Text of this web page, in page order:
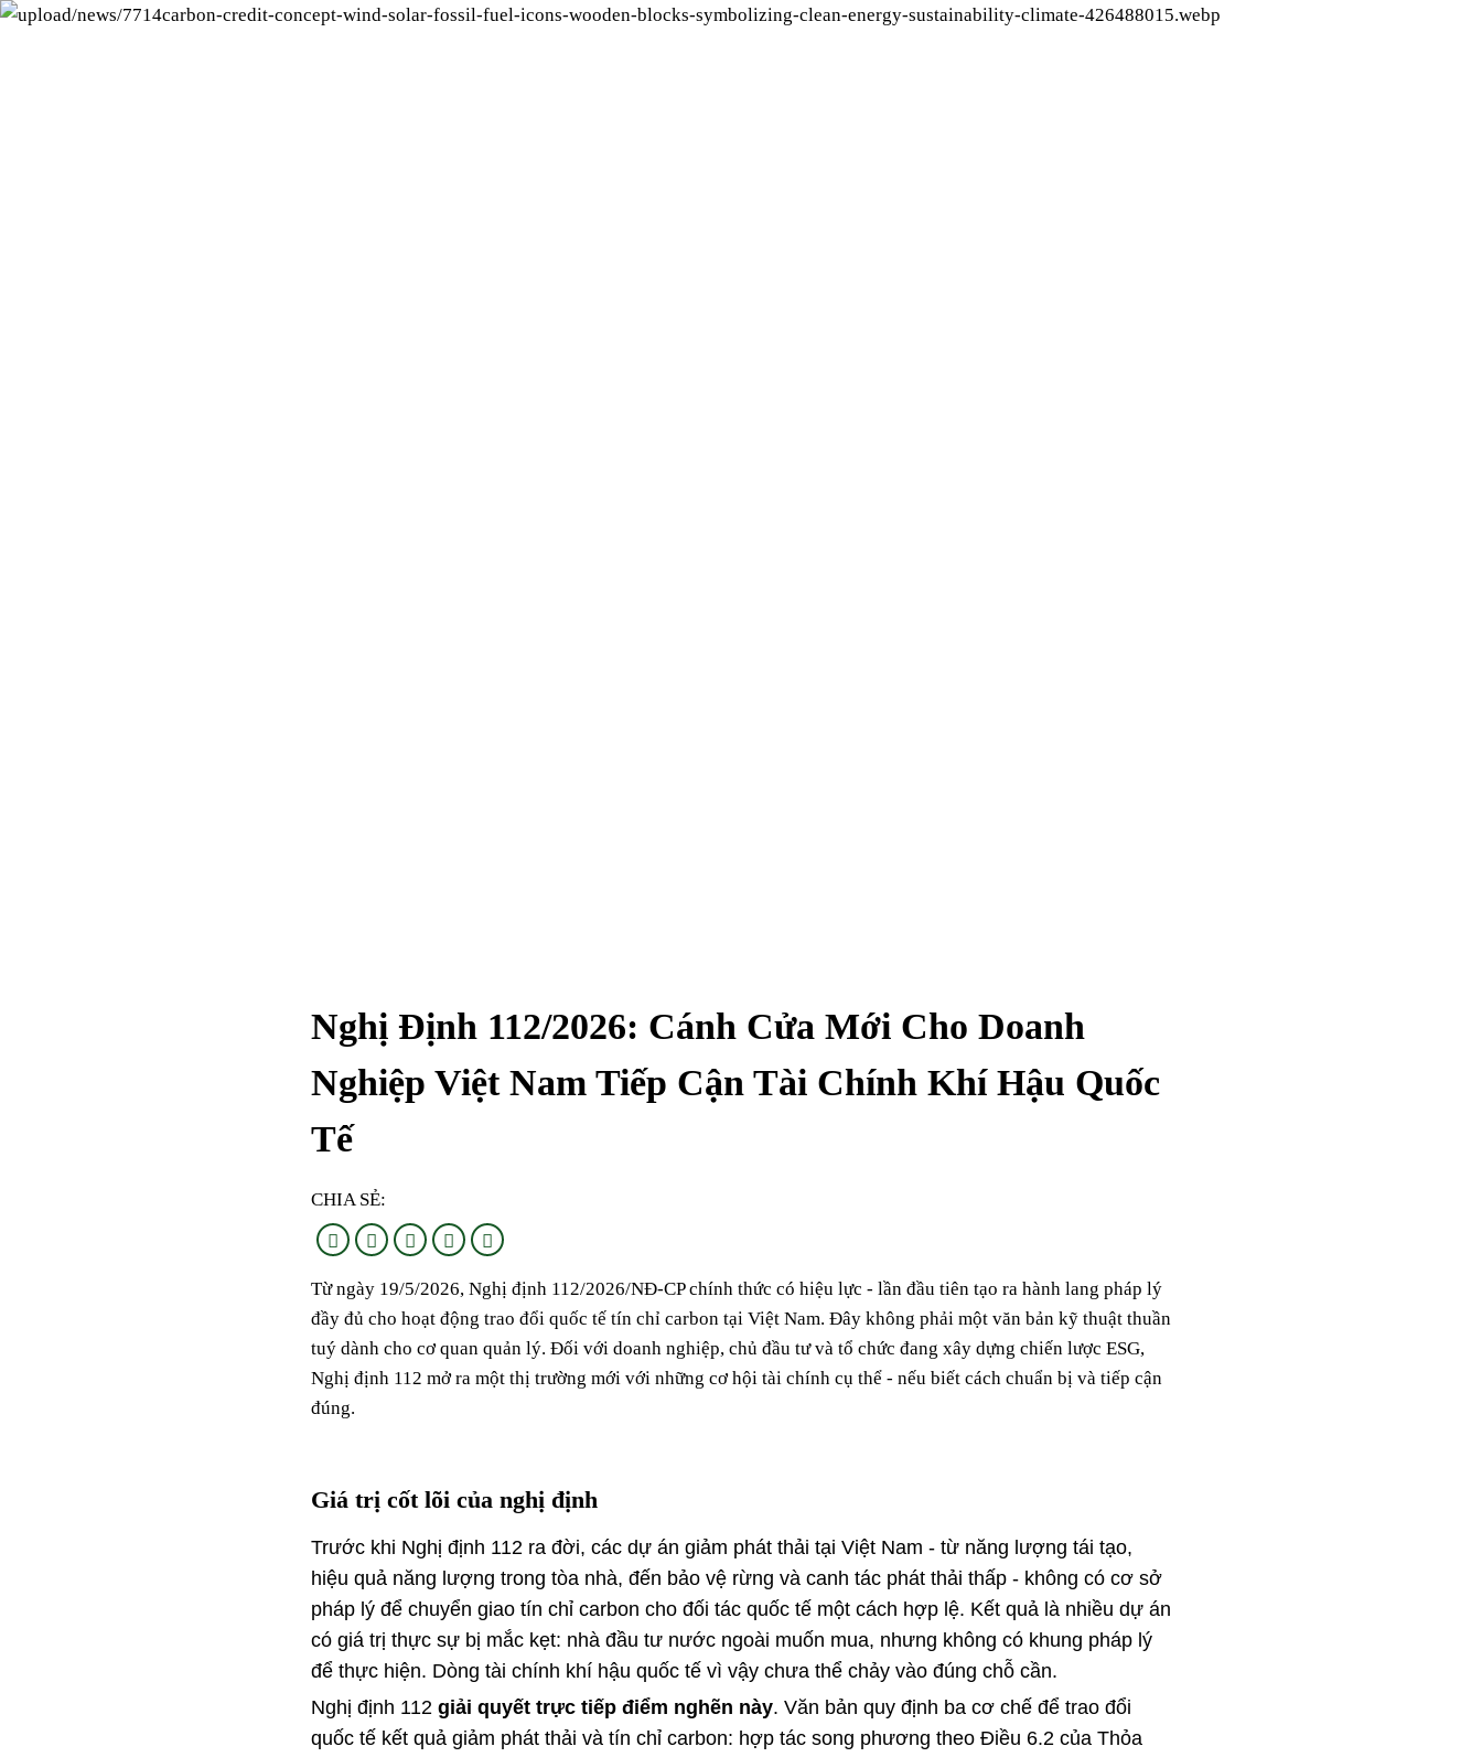
Nghị Định 112/2026: Cánh Cửa Mới Cho Doanh
Nghiệp Việt Nam Tiếp Cận Tài Chính Khí Hậu Quốc
Tế
CHIA SẺ:
Từ ngày 19/5/2026, Nghị định 112/2026/NĐ-CP chính thức có hiệu lực - lần đầu tiên tạo ra hành lang pháp lý
đầy đủ cho hoạt động trao đổi quốc tế tín chỉ carbon tại Việt Nam. Đây không phải một văn bản kỹ thuật thuần
tuý dành cho cơ quan quản lý. Đối với doanh nghiệp, chủ đầu tư và tổ chức đang xây dựng chiến lược ESG,
Nghị định 112 mở ra một thị trường mới với những cơ hội tài chính cụ thể - nếu biết cách chuẩn bị và tiếp cận
đúng.
Giá trị cốt lõi của nghị định
Trước khi Nghị định 112 ra đời, các dự án giảm phát thải tại Việt Nam - từ năng lượng tái tạo,
hiệu quả năng lượng trong tòa nhà, đến bảo vệ rừng và canh tác phát thải thấp - không có cơ sở
pháp lý để chuyển giao tín chỉ carbon cho đối tác quốc tế một cách hợp lệ. Kết quả là nhiều dự án
có giá trị thực sự bị mắc kẹt: nhà đầu tư nước ngoài muốn mua, nhưng không có khung pháp lý
để thực hiện. Dòng tài chính khí hậu quốc tế vì vậy chưa thể chảy vào đúng chỗ cần.
Nghị định 112 giải quyết trực tiếp điểm nghẽn này. Văn bản quy định ba cơ chế để trao đổi
quốc tế kết quả giảm phát thải và tín chỉ carbon: hợp tác song phương theo Điều 6.2 của Thỏa